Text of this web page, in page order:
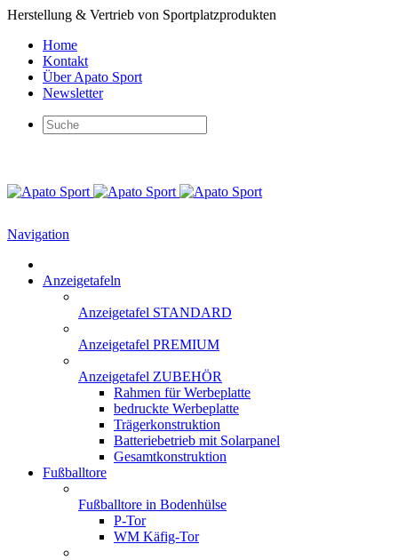
Herstellung & Vertrieb von Sportplatzprodukten
Home
Kontakt
Über Apato Sport
Newsletter
Navigation
Anzeigetafeln
Anzeigetafel STANDARD
Anzeigetafel PREMIUM
Anzeigetafel ZUBEHÖR
Rahmen für Werbeplatte
bedruckte Werbeplatte
Trägerkonstruktion
Batteriebetrieb mit Solarpanel
Gesamtkonstruktion
Fußballtore
Fußballtore in Bodenhülse
P-Tor
WM Käfig-Tor